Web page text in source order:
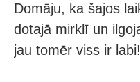
Domāju, ka šajos
dotajā mirklī un
jau tomēr viss ir